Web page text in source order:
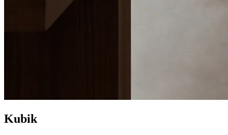
Kubik